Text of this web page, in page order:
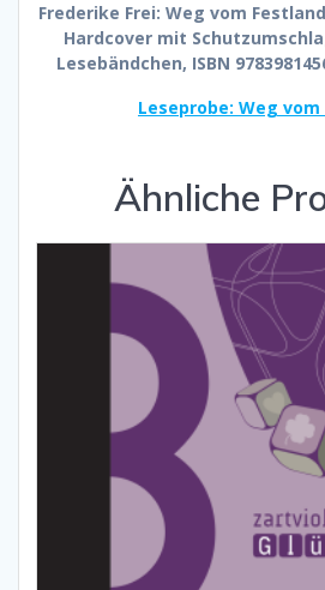
Frederike Frei: Weg vom
Hardcover mit
Lesebändchen, ISBN
Leseprobe: Weg
Ähnliche